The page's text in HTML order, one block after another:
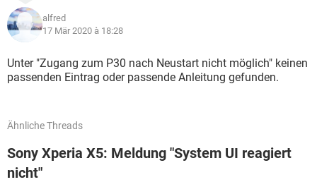
alfred
17 Mär 2020 à 18:28
Unter "Zugang zum P30 nach Neustart nicht möglich" keinen
passenden Eintrag oder passende Anleitung gefunden.
Ähnliche Threads
Sony Xperia X5: Meldung "System UI reagiert
nicht"